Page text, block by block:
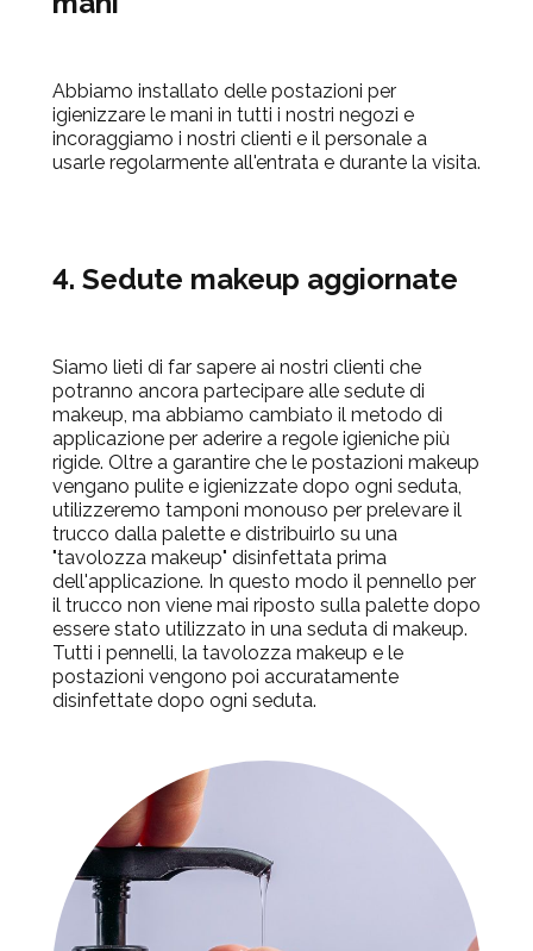
Abbiamo installato delle postazioni per
igienizzare le mani in tutti i nostri negozi e
incoraggiamo i nostri clienti e il personale a
usarle regolarmente all'entrata e durante la visita.
4. Sedute makeup aggiornate
Siamo lieti di far sapere ai nostri clienti che
potranno ancora partecipare alle sedute di
makeup, ma abbiamo cambiato il metodo di
applicazione per aderire a regole igieniche più
rigide. Oltre a garantire che le postazioni makeup
vengano pulite e igienizzate dopo ogni seduta,
utilizzeremo tamponi monouso per prelevare il
trucco dalla palette e distribuirlo su una
"tavolozza makeup" disinfettata prima
dell'applicazione. In questo modo il pennello per
il trucco non viene mai riposto sulla palette dopo
essere stato utilizzato in una seduta di makeup.
Tutti i pennelli, la tavolozza makeup e le
postazioni vengono poi accuratamente
disinfettate dopo ogni seduta.